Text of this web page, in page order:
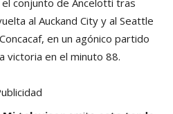
al Auckand City y al Seattle
en un agónico partido
victoria en el minuto 88.